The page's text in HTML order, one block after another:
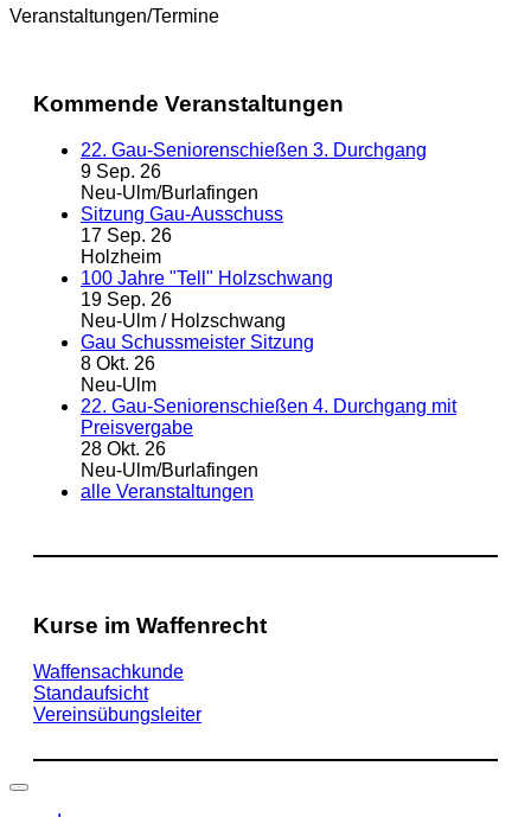
Veranstaltungen/Termine
Kommende Veranstaltungen
22. Gau-Seniorenschießen 3. Durchgang
9 Sep. 26
Neu-Ulm/Burlafingen
Sitzung Gau-Ausschuss
17 Sep. 26
Holzheim
100 Jahre "Tell" Holzschwang
19 Sep. 26
Neu-Ulm / Holzschwang
Gau Schussmeister Sitzung
8 Okt. 26
Neu-Ulm
22. Gau-Seniorenschießen 4. Durchgang mit
Preisvergabe
28 Okt. 26
Neu-Ulm/Burlafingen
alle Veranstaltungen
Kurse im Waffenrecht
Waffensachkunde
Standaufsicht
Vereinsübungsleiter